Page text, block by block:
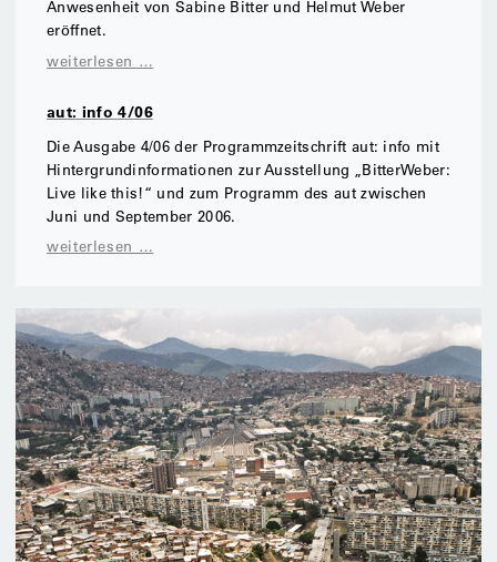
Anwesenheit von Sabine Bitter und Helmut Weber
eröffnet.
weiterlesen …
aut: info 4/06
Die Ausgabe 4/06 der Programmzeitschrift aut: info mit
Hintergrundinformationen zur Ausstellung „BitterWeber:
Live like this!“ und zum Programm des aut zwischen
Juni und September 2006.
weiterlesen …